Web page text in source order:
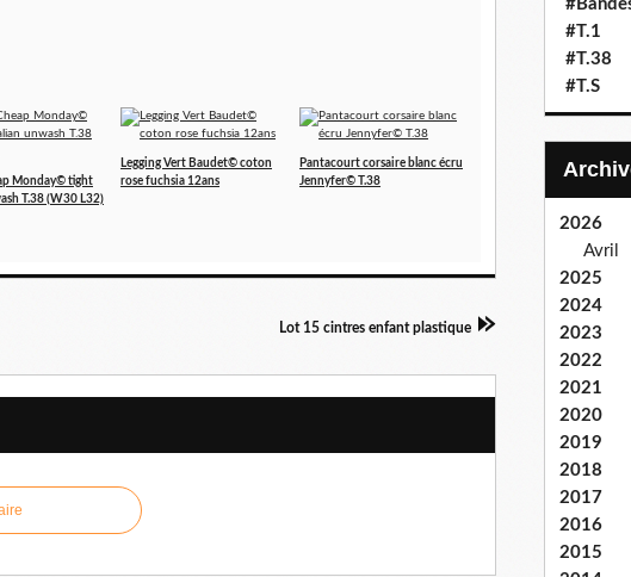
Monday© tight
T.38 (W30 L32)
Legging Vert Baudet© coton
rose fuchsia 12ans
Pantacourt corsaire blanc écru
Jennyfer© T.38
Lot 15 cintres enfant plastique
#T.1
#T.38
#T.S
2026
Avril
2025
2024
2023
2022
2021
2020
2019
2018
2017
2016
2015